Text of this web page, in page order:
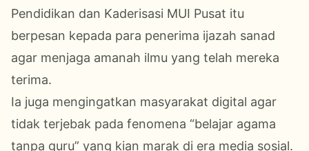
Pendidikan dan Kaderisasi MUI Pusat itu
berpesan kepada para penerima ijazah sanad
agar menjaga amanah ilmu yang telah mereka
terima.
Ia juga mengingatkan masyarakat digital agar
tidak terjebak pada fenomena “belajar agama
tanpa guru” yang kian marak di era media sosial.